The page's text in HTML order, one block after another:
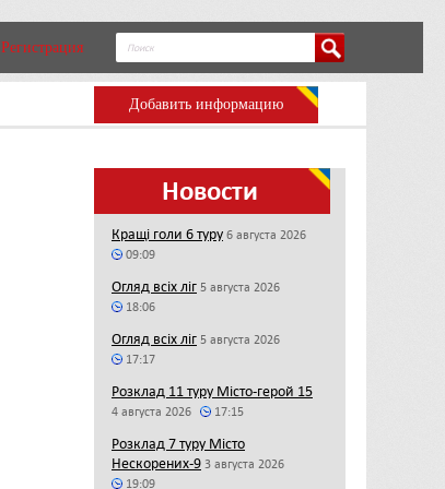
Регистрация
Добавить информацию
Новости
Кращі голи 6 туру 6 августа 2026
09:09
Огляд всіх ліг 5 августа 2026
18:06
Огляд всіх ліг 5 августа 2026
17:17
Розклад 11 туру Місто-герой 15
4 августа 2026 17:15
Розклад 7 туру Місто
Нескорених-9 3 августа 2026
19:09